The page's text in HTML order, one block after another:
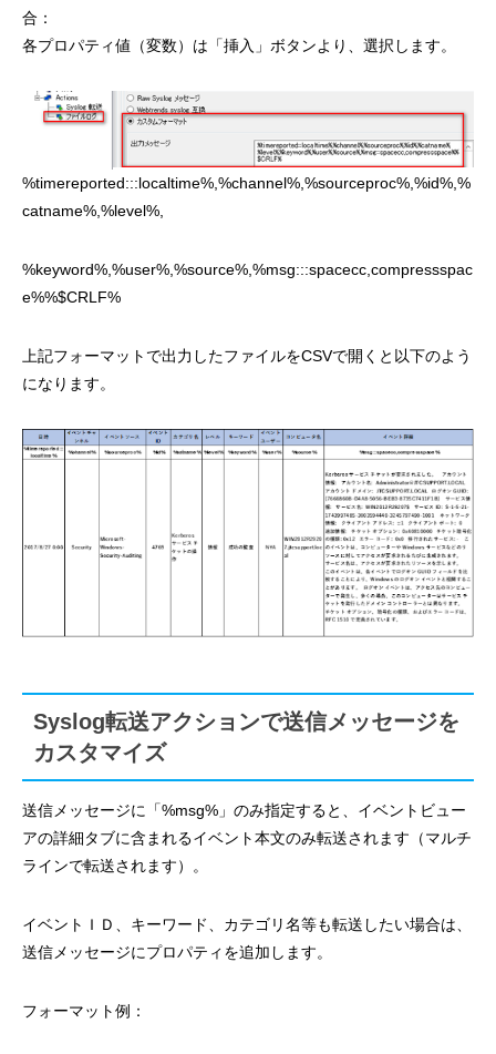
合：
各プロパティ値（変数）は「挿入」ボタンより、選択します。
%timereported:::localtime%,%channel%,%sourceproc%,%id%,%
catname%,%level%,
%keyword%,%user%,%source%,%msg:::spacecc,compressspac
e%%$CRLF%
上記フォーマットで出力したファイルをCSVで開くと以下のよう
になります。
Syslog転送アクションで送信メッセージを
カスタマイズ
送信メッセージに「%msg%」のみ指定すると、イベントビュー
アの詳細タブに含まれるイベント本文のみ転送されます（マルチ
ラインで転送されます）。
イベントＩＤ、キーワード、カテゴリ名等も転送したい場合は、
送信メッセージにプロパティを追加します。
フォーマット例：